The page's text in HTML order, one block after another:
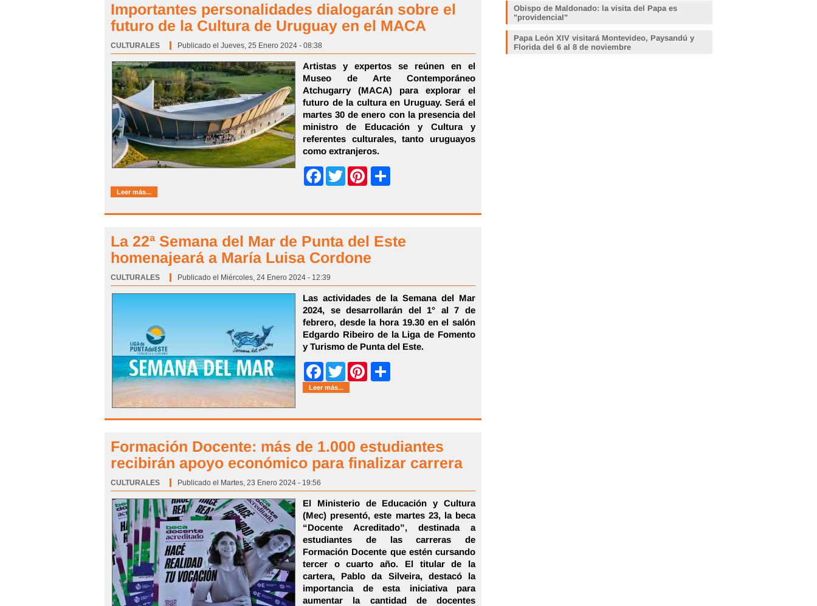
Importantes personalidades dialogarán sobre el
futuro de la Cultura de Uruguay en el MACA
CULTURALES Publicado el Jueves, 25 Enero 2024 - 08:38
Artistas y expertos se reúnen en el
Museo de Arte Contemporáneo
Atchugarry (MACA) para explorar el
futuro de la cultura en Uruguay. Será el
martes 30 de enero con la presencia del
ministro de Educación y Cultura y
referentes culturales, tanto uruguayos
como extranjeros.
FacebookTwitter Pinterest
Leer más...
La 22ª Semana del Mar de Punta del Este
homenajeará a María Luisa Cordone
CULTURALES Publicado el Miércoles, 24 Enero 2024 - 12:39
Las actividades de la Semana del Mar
2024, se desarrollarán del 1° al 7 de
febrero, desde la hora 19.30 en el salón
Edgardo Ribeiro de la Liga de Fomento
y Turismo de Punta del Este.
FacebookTwitter Pinterest
Leer más...
Formación Docente: más de 1.000 estudiantes
recibirán apoyo económico para finalizar carrera
CULTURALES Publicado el Martes, 23 Enero 2024 - 19:56
El Ministerio de Educación y Cultura
(Mec) presentó, este martes 23, la beca
“Docente Acreditado”, destinada a
estudiantes de las carreras de
Formación Docente que estén cursando
tercer o cuarto año. El titular de la
cartera, Pablo da Silveira, destacó la
importancia de esta iniciativa para
aumentar la cantidad de docentes
Obispo de Maldonado: la visita del Papa es
"providencial"
Papa León XIV visitará Montevideo, Paysandú y
Florida del 6 al 8 de noviembre